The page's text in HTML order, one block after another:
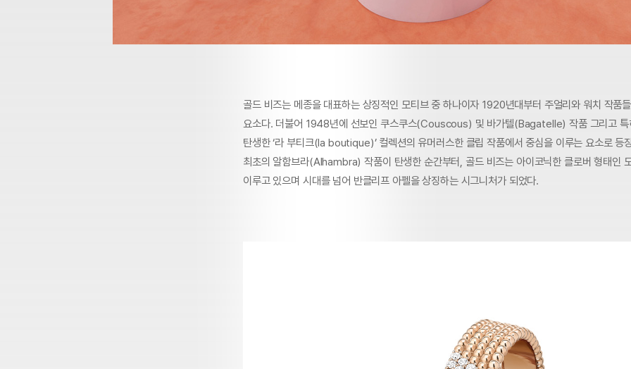
골드 비즈는 메종을 대표하는 상징적인 모티브 중 하나이자 1920년대부터 주얼리와 워치 작품
요소다. 더불어 1948년에 선보인 쿠스쿠스(Couscous) 및 바가텔(Bagatelle) 작품 그리고
탄생한 ‘라 부티크(la boutique)’ 컬렉션의 유머러스한 클립 작품에서 중심을 이루는 요소로 등
최초의 알함브라(Alhambra) 작품이 탄생한 순간부터, 골드 비즈는 아이코닉한 클로버 형태인
이루고 있으며 시대를 넘어 반클리프 아펠을 상징하는 시그니처가 되었다.